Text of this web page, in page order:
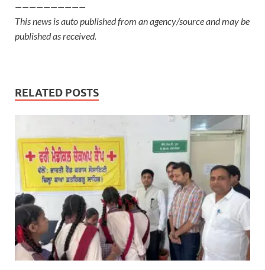
——————————
This news is auto published from an agency/source and may be
published as received.
RELATED POSTS